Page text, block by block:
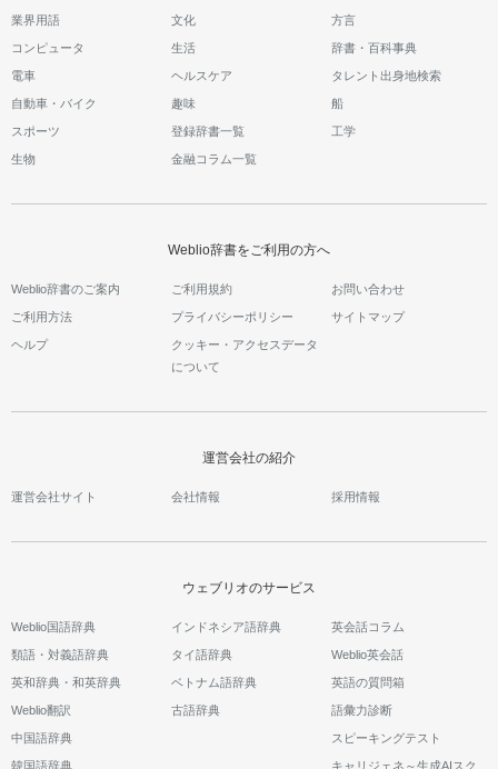
業界用語 文化 方言
コンピュータ 生活 辞書・百科事典
電車 ヘルスケア タレント出身地検索
自動車・バイク 趣味 船
スポーツ 登録辞書一覧 工学
生物 金融コラム一覧
Weblio辞書をご利用の方へ
Weblio辞書のご案内 ご利用規約 お問い合わせ
ご利用方法 プライバシーポリシー サイトマップ
ヘルプ
クッキー・アクセスデータ
について
運営会社の紹介
運営会社サイト 会社情報 採用情報
ウェブリオのサービス
Weblio国語辞典
類語・対義語辞典
英和辞典・和英辞典
Weblio翻訳
中国語辞典
韓国語辞典
インドネシア語辞典
タイ語辞典
ベトナム語辞典
古語辞典
英会話コラム
Weblio英会話
英語の質問箱
語彙力診断
スピーキングテスト
キャリジェネ～生成AIスク